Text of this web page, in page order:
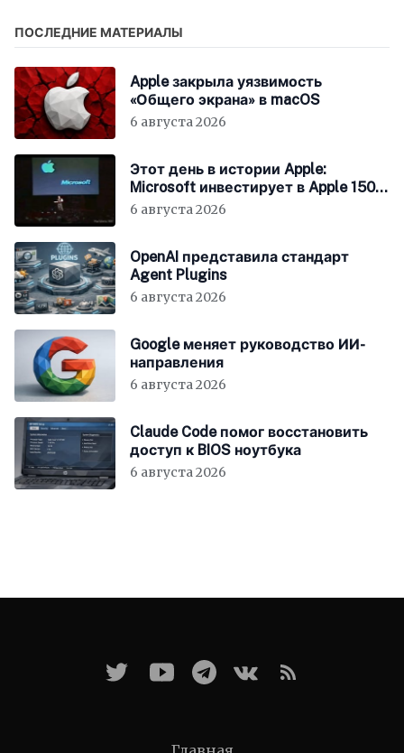
ПОСЛЕДНИЕ МАТЕРИАЛЫ
Apple закрыла уязвимость
«Общего экрана» в macOS
6 августа 2026
Этот день в истории Apple:
Microsoft инвестирует в Apple 150
миллионов долларов
6 августа 2026
OpenAI представила стандарт
Agent Plugins
6 августа 2026
Google меняет руководство ИИ-
направления
6 августа 2026
Claude Code помог восстановить
доступ к BIOS ноутбука
6 августа 2026